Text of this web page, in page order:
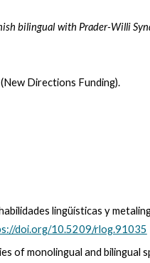
bilingual with Prader-Willi
Directions Funding).
lingüísticas y
doi.org/10.5209/rlog.91035
of monolingual and